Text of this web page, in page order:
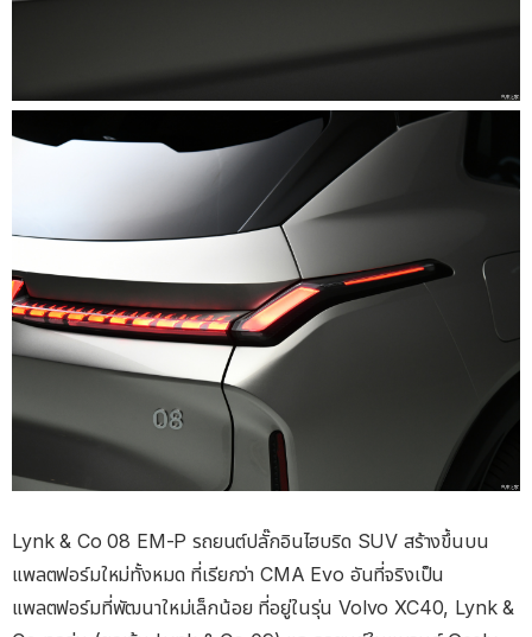
Lynk & Co 08 EM-P รถยนต์ปลั๊กอินไฮบริด SUV สร้างขึ้นบน
แพลตฟอร์มใหม่ทั้งหมด ที่เรียกว่า CMA Evo อันที่จริงเป็น
แพลตฟอร์มที่พัฒนาใหม่เล็กน้อย ที่อยู่ในรุ่น Volvo XC40, Lynk &